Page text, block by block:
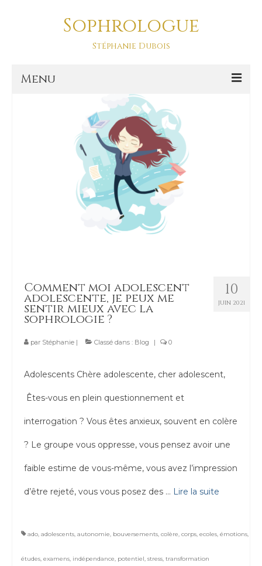
Sophrologue
Stéphanie Dubois
Menu
Prestations
SOPHRO DANSE-ASD
Sophro Balade La Baule
La sophrologie
La sophrologie, c’est quoi ?
10
JUIN 2021
Comment moi adolescent
adolescente, je peux me
sentir mieux avec la
sophrologie ?
par Stéphanie | Classé dans : Blog | 0
Adolescents Chère adolescente, cher adolescent,
Êtes-vous en plein questionnement et
interrogation ? Vous êtes anxieux, souvent en colère
? Le groupe vous oppresse, vous pensez avoir une
faible estime de vous-même, vous avez l’impression
d’être rejeté, vous vous posez des … Lire la suite­­
ado, adolescents, autonomie, bouversements, colère, corps, ecoles, émotions,
études, examens, indépendance, potentiel, stress, transformation